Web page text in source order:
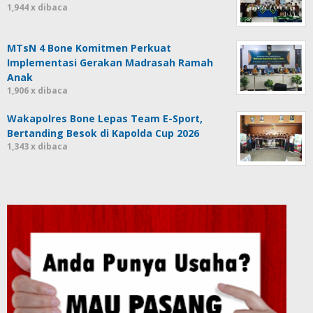
1,944 x dibaca
MTsN 4 Bone Komitmen Perkuat
Implementasi Gerakan Madrasah Ramah
Anak
1,906 x dibaca
Wakapolres Bone Lepas Team E-Sport,
Bertanding Besok di Kapolda Cup 2026
1,343 x dibaca